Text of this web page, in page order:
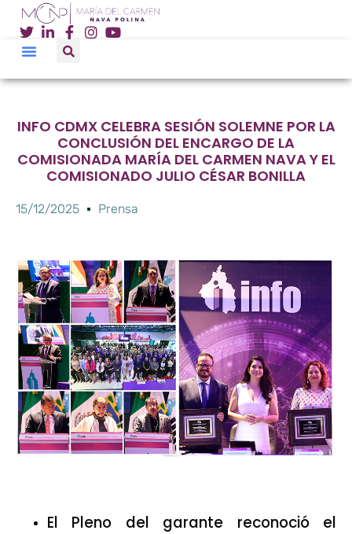
INFO CDMX CELEBRA SESIÓN SOLEMNE POR LA
CONCLUSIÓN DEL ENCARGO DE LA
COMISIONADA MARÍA DEL CARMEN NAVA Y EL
COMISIONADO JULIO CÉSAR BONILLA
15/12/2025 Prensa
El Pleno del garante reconoció el